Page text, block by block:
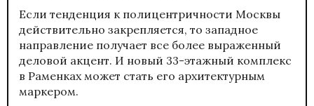
Если тенденция к полицентричности Москвы
действительно закрепляется, то западное
направление получает все более выраженный
деловой акцент. И новый 33-этажный комплекс
в Раменках может стать его архитектурным
маркером.